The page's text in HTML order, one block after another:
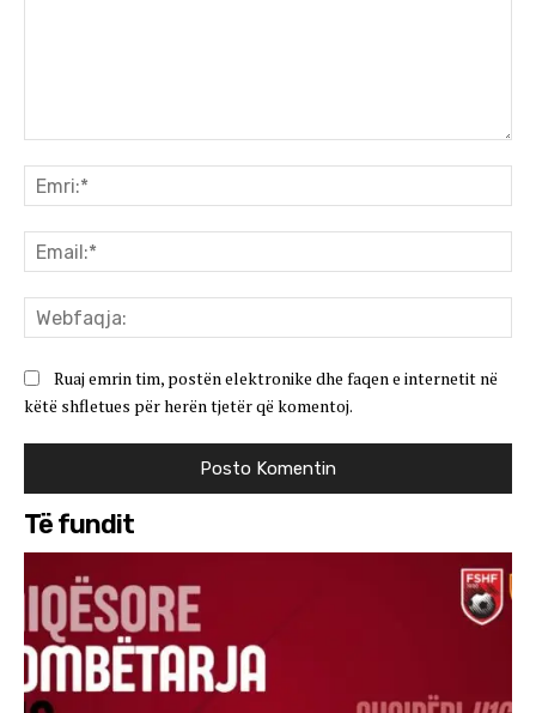
Ruaj emrin tim, postën elektronike dhe faqen e internetit në
këtë shfletues për herën tjetër që komentoj.
Të fundit